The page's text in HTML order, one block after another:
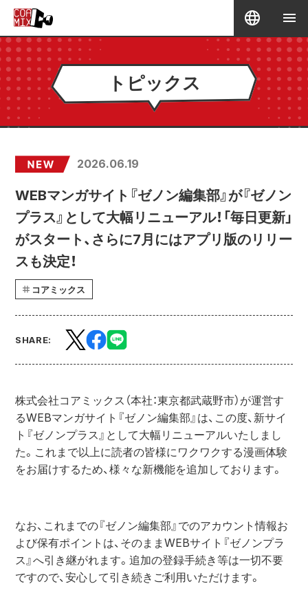
トピックス
2026.06.19
WEBマンガサイト『ゼノン編集部』が『ゼノン
プラス』として大幅リニューアル！「毎日更新」
がスタート、さらに7月にはアプリ版のリリー
スも決定！
コアミックス
SHARE:
株式会社コアミックス（本社：東京都武蔵野市）が運営す
るWEBマンガサイト『ゼノン編集部』は、この度、新サイ
ト『ゼノンプラス』として大幅リニューアルいたしまし
た。これまで以上に読者の皆様にワクワクする漫画体験
をお届けするため、様々な新機能を追加しております。
なお、これまでの『ゼノン編集部』でのアカウント情報お
よび保有ポイントは、そのままWEBサイト『ゼノンプラ
ス』へ引き継がれます。追加の登録手続き等は一切不要
ですので、安心して引き続きご利用いただけます。